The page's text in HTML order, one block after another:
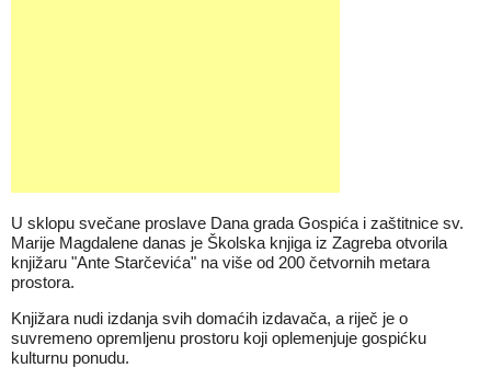
U sklopu svečane proslave Dana grada Gospića i zaštitnice sv.
Marije Magdalene danas je Školska knjiga iz Zagreba otvorila
knjižaru "Ante Starčevića" na više od 200 četvornih metara
prostora.
Knjižara nudi izdanja svih domaćih izdavača, a riječ je o
suvremeno opremljenu prostoru koji oplemenjuje gospićku
kulturnu ponudu.